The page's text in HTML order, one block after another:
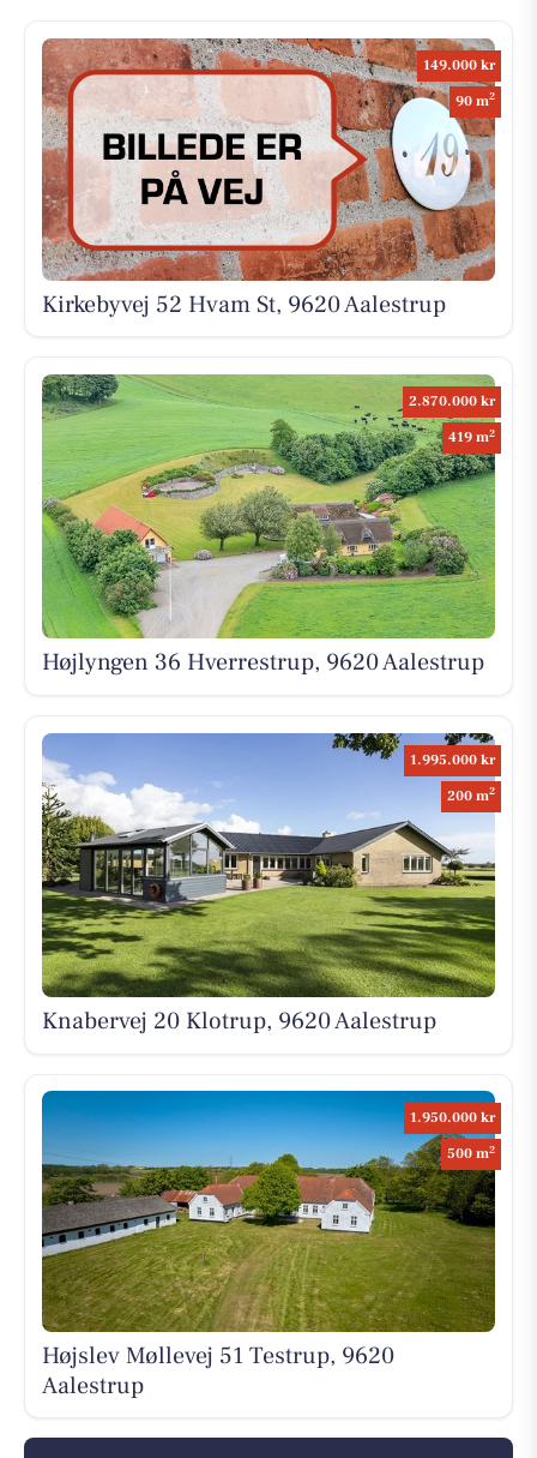
149.000 kr
90 m2
Kirkebyvej 52 Hvam St, 9620 Aalestrup
2.870.000 kr
419 m2
Højlyngen 36 Hverrestrup, 9620 Aalestrup
1.995.000 kr
200 m2
Knabervej 20 Klotrup, 9620 Aalestrup
1.950.000 kr
500 m2
Højslev Møllevej 51 Testrup, 9620
Aalestrup